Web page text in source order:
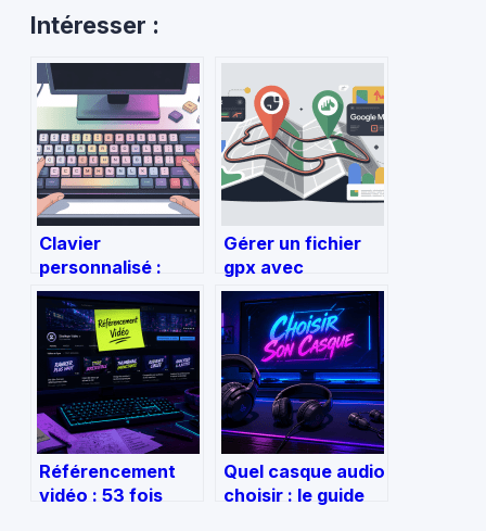
Intéresser :
Clavier
personnalisé :
guide complet
pour choisir,
configurer et
optimiser le vôtre
Gérer un fichier
gpx avec
google maps sans
se tromper de
méthode
Référencement
vidéo : 53 fois
Quel casque audio
choisir : le guide